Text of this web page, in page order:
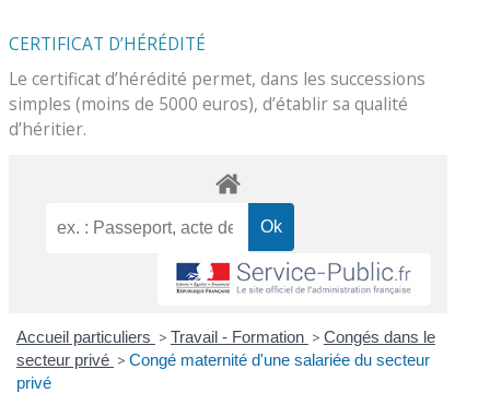
CERTIFICAT D’HÉRÉDITÉ
Le certificat d’hérédité permet, dans les successions
simples (moins de 5000 euros), d’établir sa qualité
d’héritier.
Accueil particuliers > Travail - Formation > Congés dans le
secteur privé > Congé maternité d'une salariée du secteur
privé